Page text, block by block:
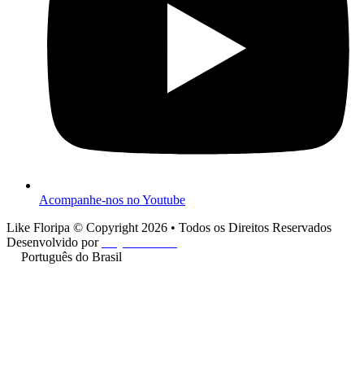
Acompanhe-nos no Youtube
Like Floripa © Copyright 2026 • Todos os Direitos Reservados
Desenvolvido por
Português do Brasil